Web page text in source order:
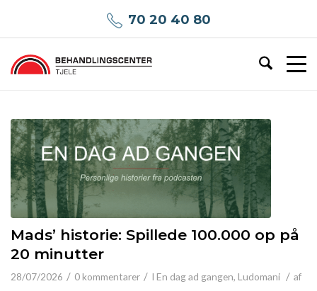
70 20 40 80
Mads’ historie: Spillede 100.000 op på
20 minutter
28/07/2026 / 0 kommentarer / I En dag ad gangen, Ludomani / af